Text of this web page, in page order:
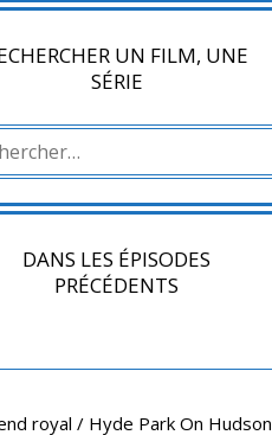
UN FILM, UNE
SÉRIE
DANS LES ÉPISODES
PRÉCÉDENTS
royal / Hyde Park On Hudson